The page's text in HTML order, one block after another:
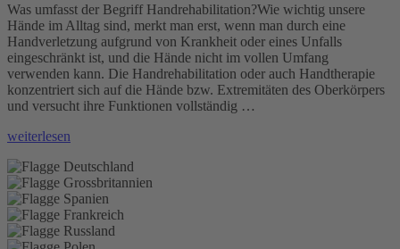
Was umfasst der Begriff Handrehabilitation?Wie wichtig unsere
Hände im Alltag sind, merkt man erst, wenn man durch eine
Handverletzung aufgrund von Krankheit oder eines Unfalls
eingeschränkt ist, und die Hände nicht im vollen Umfang
verwenden kann. Die Handrehabilitation oder auch Handtherapie
konzentriert sich auf die Hände bzw. Extremitäten des Oberkörpers
und versucht ihre Funktionen vollständig …
„Handrehabilitation“
weiterlesen